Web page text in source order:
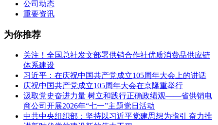
公司动态
重要资讯
为你推荐
关注！全国总社发文部署供销合作社优质消费品供应链
体系建设
习近平：在庆祝中国共产党成立105周年大会上的讲话
庆祝中国共产党成立105周年大会在京隆重举行
汲取党史奋进力量 树立和践行正确政绩观——省供销电
商公司开展2026年“七一”主题党日活动
中共中央组织部：坚持以习近平党建思想为指引 奋力推